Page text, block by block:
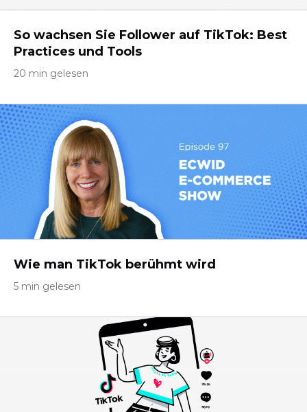
So wachsen Sie Follower auf TikTok: Best
Practices und Tools
20 min gelesen
Wie man TikTok berühmt wird
5 min gelesen